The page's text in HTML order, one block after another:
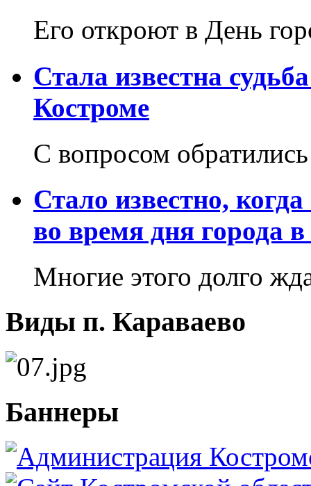
Его откроют в День
Стала известна
Костроме
С вопросом
Стало известно,
во время дня города
Многие этого долго
Виды п. Караваево
Баннеры